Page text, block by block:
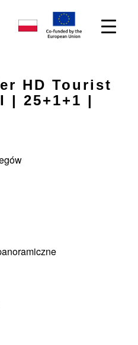
HD Tourist
| 25+1+1 |